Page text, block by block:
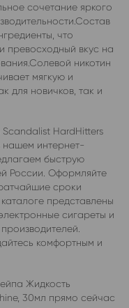
сочетание яркого
что
превосходный вкус на
никотин
мягкую и
для новичков, так и
Scandalist HardHitters
нашем интернет-
быструю
России. Оформляйте
сроки
представлены
сигареты и
комфортным и
Жидкость
30мл прямо сейчас